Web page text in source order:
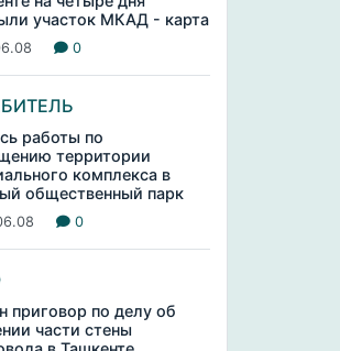
участок МКАД - карта
0
работы по
территории
комплекса в
общественный парк
0
приговор по делу об
части стены